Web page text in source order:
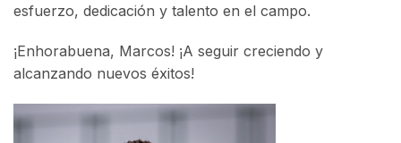
esfuerzo, dedicación y talento en el campo.
¡Enhorabuena, Marcos! ¡A seguir creciendo y
alcanzando nuevos éxitos!